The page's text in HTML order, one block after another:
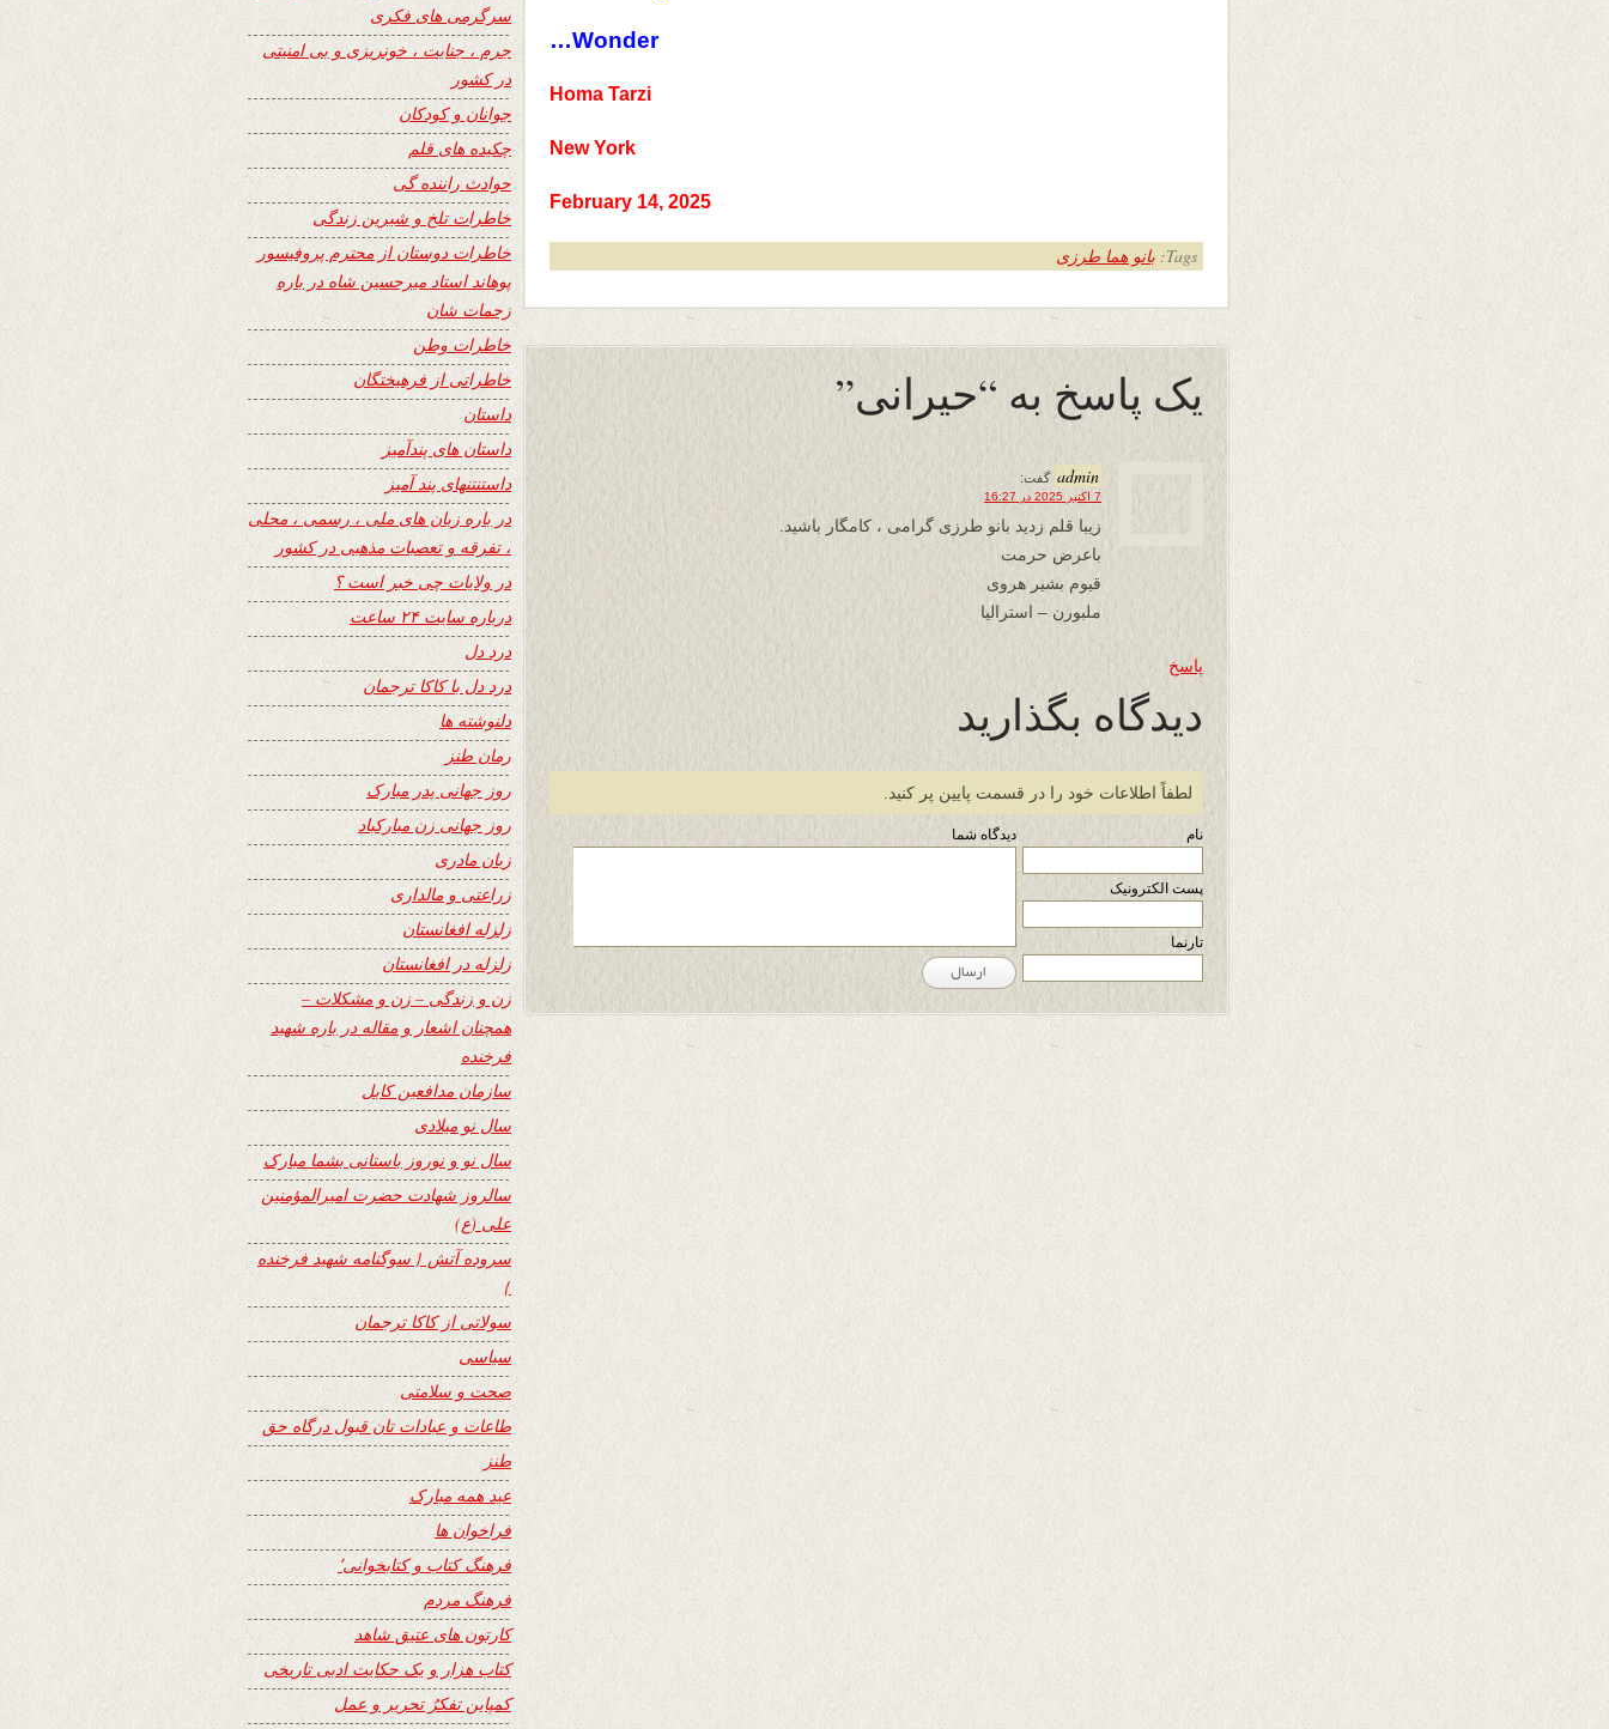
Wonder…
Homa Tarzi
New York
February 14, 2025
Tags: بانو هما طرزی
یک پاسخ به “حیرانی”
admin گفت:
7 اکتبر 2025 در 16:27
زیبا قلم زدید بانو طرزی گرامی ، کامگار باشید.
باعرض حرمت
قیوم بشیر هروی
ملبورن – استرالیا
پاسخ
دیدگاه بگذارید
لطفاً اطلاعات خود را در قسمت پایین پر کنید.
نام
پست الکترونیک
تارنما
دیدگاه شما
سرگرمی های فکری
جرم ، جنایت ، خونریزی و بی امنیتی
در کشور
جوانان و کودکان
چکیده های قلم
حوادث راننده گی
خاطرات تلخ و شیرین زندگی
خاطرات دوستان از محترم پروفیسور
پوهاند استاد میرحسین شاه در باره
زحمات شان
خاطرات وطن
خاطراتی از فرهیختگان
داستان
داستان های پندآمیز
داستنتنهای پند آمیز
در باره زبان های ملی ، رسمی ، محلی
، تفرقه و تعصبات مذهبی در کشور
در ولایات چی خبر است ؟
درباره سایت ۲۴ ساعت
درد دل
درد دل با کاکا ترجمان
دلنوشته ها
رمان طنز
روز جهانی پدر مبارک
روز جهانی زن مبارکباد
زبان مادری
زراعتی و مالداری
زلزله افغانستان
زلزله در افغانستان
زن و زندگی – زن و مشکلات –
همچنان اشعار و مقاله در باره شهید
فرخنده
سازمان مدافعین کابل
سال نو میلادی
سال نو و نوروز باستانی بشما مبارک
سالروز شهادت حضرت امیرالمؤمنین
علی (ع)
سروده آتش { سوگنامه شهید فرخنده
}
سولاتی از کاکا ترجمان
سیاسی
صحت و سلامتی
طاعات و عبادات تان قبول درگاه حق
طنز
عید همه مبارک
فراخوان ها
فرهنگ کتاب و کتابخوانی٬
فرهنگ مردم
کارتون های عتیق شاهد
کتاب هزار و یک حکایت ادبی تاریخی
کمپاین تفکرُ تحریر و عمل